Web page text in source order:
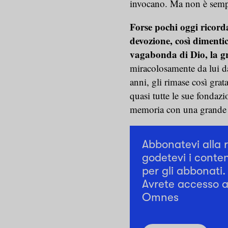
invocano. Ma non è
Forse pochi oggi
devozione, così
vagabonda di Dio, la
miracolosamente da lui
anni, gli rimase così
quasi tutte le sue
memoria con una grande
Abbonatevi alla
godetevi i
per gli abbonati.
Avrete accesso
Omnes